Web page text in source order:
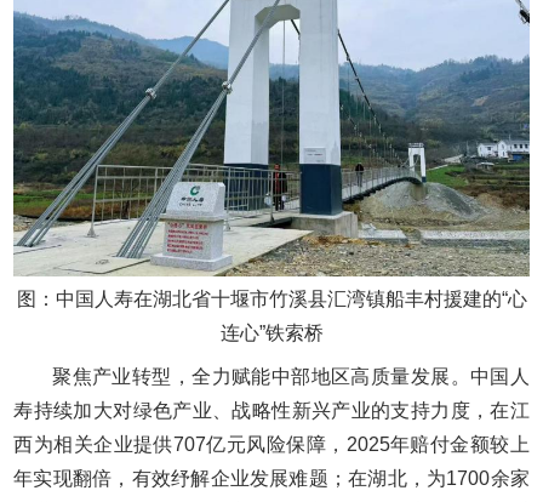
图：中国人寿在湖北省十堰市竹溪县汇湾镇船丰村援建的“心
连心”铁索桥
聚焦产业转型，全力赋能中部地区高质量发展。中国人
寿持续加大对绿色产业、战略性新兴产业的支持力度，在江
西为相关企业提供707亿元风险保障，2025年赔付金额较上
年实现翻倍，有效纾解企业发展难题；在湖北，为1700余家